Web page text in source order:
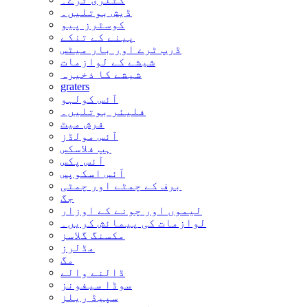
ڈیش بوتلیں۔
کوسٹرز پیو
پینے کے تنکے
ڈرپ ٹرے اور بار میٹس
شیشے کے لوازمات
شیشے کا ذخیرہ
graters
آئس کولہو
فلیئر بوتلیں۔
فرش میٹ
آئس مولڈز
ہپ فلاسکس
آئس پکس
آئس اسکوپس
برف کے چمٹے اور چمٹی
جگ
لیموں اور چونے کے اوزار
لوازمات کی پیمائش کریں۔
مکسنگ گلاسز
مڈلرز
مگ
ڈالنے والے
سوڈا سیفونز
سپیڈ ریلز